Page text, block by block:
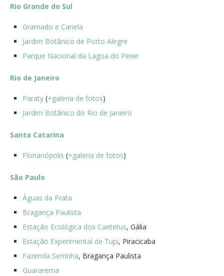
Rio Grande do Sul
Gramado e Canela
Jardim Botânico de Porto Alegre
Parque Nacional da Lagoa do Peixe
Rio de Janeiro
Paraty (+galeria de fotos)
Jardim Botânico do Rio de Janeiro
Santa Catarina
Florianópolis (+galeria de fotos)
São Paulo
Águas da Prata
Bragança Paulista
Estação Ecológica dos Caetetus, Gália
Estação Experimental de Tupi, Piracicaba
Fazenda Serrinha, Bragança Paulista
Guararema